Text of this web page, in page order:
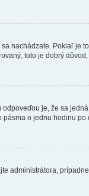
nachádzate. Pokiaľ je
toto je dobrý
je, že sa
o jednu hodinu po
administrátora,